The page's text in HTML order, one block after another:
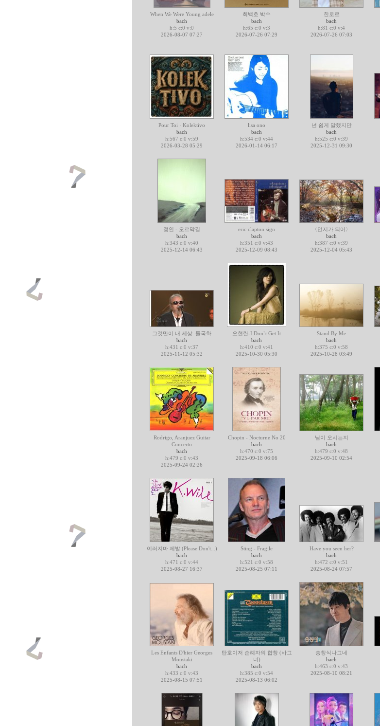
When We Were Young adele
bach
h:5 c:0 v:0
2026-08-07 07:27
최백호 박수
bach
h:65 c:0 v:3
2026-07-26 07:29
한로로
bach
h:81 c:0 v:4
2026-07-26 07:03
Pour Toi · Kolektivo
bach
h:567 c:0 v:59
2026-03-28 05:29
lisa ono
bach
h:534 c:0 v:44
2026-01-14 06:17
넌 쉽게 말했지만
bach
h:525 c:0 v:39
2025-12-31 09:30
정인 - 오르막길
bach
h:343 c:0 v:40
2025-12-14 06:43
eric clapton sign
bach
h:351 c:0 v:43
2025-12-09 08:43
〈먼지가 되어〉
bach
h:387 c:0 v:39
2025-12-04 05:43
그것만이 내 세상_들국화
bach
h:431 c:0 v:37
2025-11-12 05:32
오현란-I Don`t Get It
bach
h:410 c:0 v:41
2025-10-30 05:30
Stand By Me
bach
h:375 c:0 v:58
2025-10-28 03:49
Rodrigo, Aranjuez Guitar
Concerto
bach
h:479 c:0 v:43
2025-09-24 02:26
Chopin - Nocturne No 20
bach
h:470 c:0 v:75
2025-09-18 06:06
님이 오시는지
bach
h:479 c:0 v:48
2025-09-10 02:54
이러지마 제발 (Please Don't...)
bach
h:471 c:0 v:44
2025-08-27 16:37
Sting - Fragile
bach
h:521 c:0 v:58
2025-08-25 07:11
Have you seen her?
bach
h:472 c:0 v:51
2025-08-24 07:57
Les Enfants D'hier Georges
Moustaki
bach
h:433 c:0 v:43
2025-08-15 07:51
탄호이저 순례자의 합창 (바그
너)
bach
h:385 c:0 v:54
2025-08-13 06:02
송창식나그네
bach
h:463 c:0 v:43
2025-08-10 08:21